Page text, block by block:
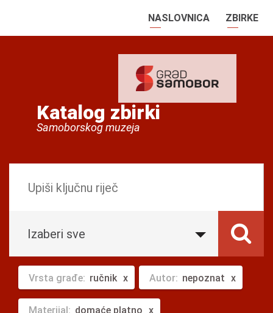
NASLOVNICA ZBIRKE
Katalog zbirki
Samoborskog muzeja
Izaberi sve
Vrsta građe: ručnik Autor: nepoznat
Materijal: domaće platno